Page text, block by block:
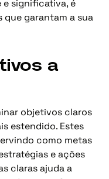
e significativa, é
que garantam a sua
a
objetivos claros
estendido. Estes
como metas
e ações
claras ajuda a